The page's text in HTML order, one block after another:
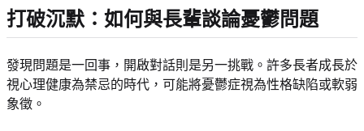
打破沉默：如何與長輩談論憂鬱問題
發現問題是一回事，開啟對話則是另一挑戰。許多長者成長於
視心理健康為禁忌的時代，可能將憂鬱症視為性格缺陷或軟弱
象徵。